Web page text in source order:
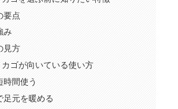
要点
み
見方
ゴが向いている使い方
時間使う
足元を暖める